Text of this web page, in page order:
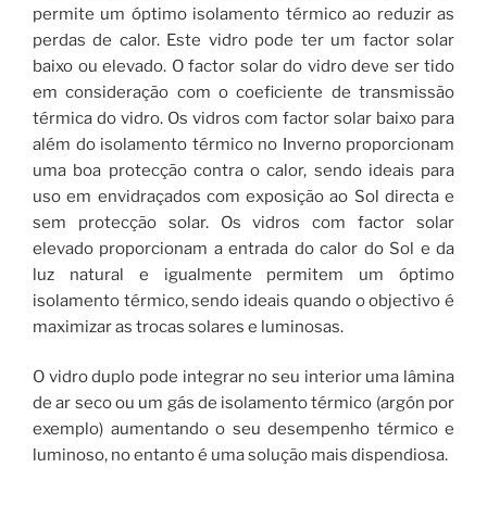
permite um óptimo isolamento térmico ao reduzir as
perdas de calor. Este vidro pode ter um factor solar
baixo ou elevado. O factor solar do vidro deve ser tido
em consideração com o coeficiente de transmissão
térmica do vidro. Os vidros com factor solar baixo para
além do isolamento térmico no Inverno proporcionam
uma boa protecção contra o calor, sendo ideais para
uso em envidraçados com exposição ao Sol directa e
sem protecção solar. Os vidros com factor solar
elevado proporcionam a entrada do calor do Sol e da
luz natural e igualmente permitem um óptimo
isolamento térmico, sendo ideais quando o objectivo é
maximizar as trocas solares e luminosas.
O vidro duplo pode integrar no seu interior uma lâmina
de ar seco ou um gás de isolamento térmico (argón por
exemplo) aumentando o seu desempenho térmico e
luminoso, no entanto é uma solução mais dispendiosa.